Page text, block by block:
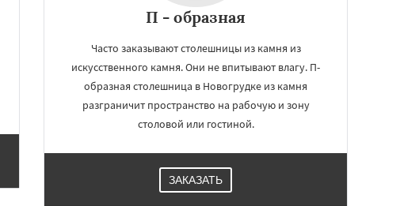
П - образная
Часто заказывают столешницы из камня из
искусственного камня. Они не впитывают влагу. П-
образная столешница в Новогрудке из камня
разграничит пространство на рабочую и зону
столовой или гостиной.
ЗАКАЗАТЬ